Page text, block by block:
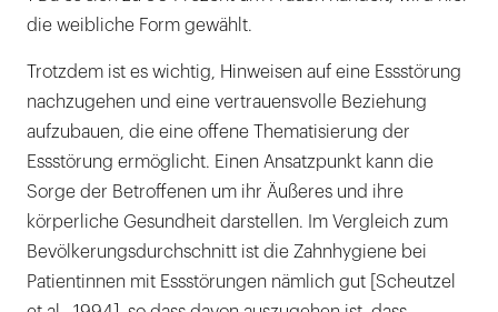
die weibliche Form gewählt.
Trotzdem ist es wichtig, Hinweisen auf eine Essstörung
nachzugehen und eine vertrauensvolle Beziehung
aufzubauen, die eine offene Thematisierung der
Essstörung ermöglicht. Einen Ansatzpunkt kann die
Sorge der Betroffenen um ihr Äußeres und ihre
körperliche Gesundheit darstellen. Im Vergleich zum
Bevölkerungsdurchschnitt ist die Zahnhygiene bei
Patientinnen mit Essstörungen nämlich gut [Scheutzel